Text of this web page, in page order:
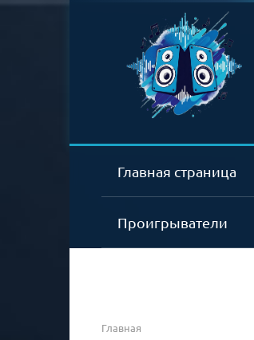
Главная страница
Проигрыватели
Главная